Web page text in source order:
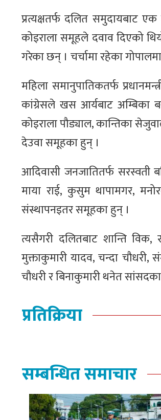
प्रत्यक्षतर्फ दलित समुदायबाट
कोइराला समूहले दवाव दिएको
गरेका छन् । चर्चामा रहेका
महिला समानुपातिकतर्फ
कांग्रेसले खस आर्यबाट अम्बिका
कोइराला पौड्याल, कान्तिका
देउवा समूहका हुन् ।
आदिवासी जनजातितर्फ सरस्वती
माया राई, कुसुम थापामगर,
संस्थापनइतर समूहका हुन् ।
त्यसैगरी दलितबाट शान्ति
मुक्ताकुमारी यादव, चन्दा
चौधरी र बिनाकुमारी थनेत
प्रतिक्रिया
सम्बन्धित समाचार